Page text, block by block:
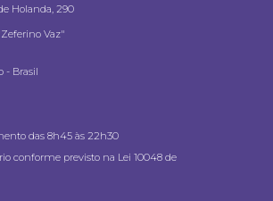
Holanda, 290
Vaz"
- Brasil
das 8h45 às 22h30
conforme previsto na Lei 10048 de